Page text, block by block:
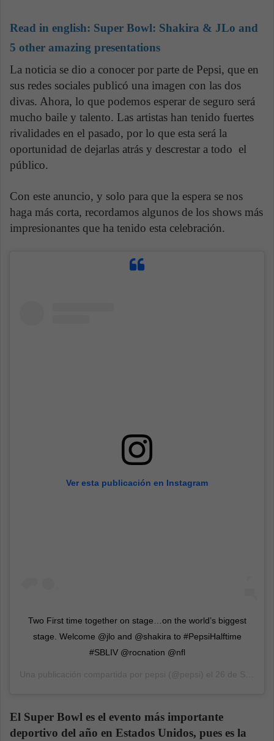
Read in english: Super Bowl: Shakira & JLo and
5 other amazing presentations
La noticia se dio a conocer por parte de Pepsi, que en
sus redes sociales publicó una imagen con las dos
divas. Ahora, lo que podemos esperar de seguro será
mucho baile y talento. Las artistas han tenido fuertes
rivalidades en el pasado, por lo que esta será la
oportunidad de dejarlas atrás y descrestar a todo el
público.
Con este anuncio, y solo para que la espera se nos
haga más corta, recordamos algunos de los shows más
impresionantes que ha tenido esta celebración.
Ver esta publicación en Instagram
Two First time together on stage…on the world’s biggest
stage. Welcome @jlo and @shakira to #PepsiHalftime
#SBLIV @rocnation @nfl
El Super Bowl es el evento más importante
deportivo del año en Estados Unidos, pues es la